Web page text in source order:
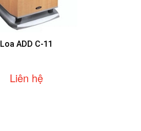
Loa ADD C-11
Liên hệ